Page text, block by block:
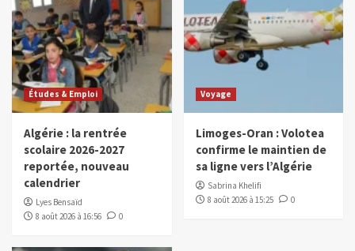
Études & Emploi
Algérie : la rentrée
scolaire 2026-2027
reportée, nouveau
calendrier
Lyes Bensaïd
8 août 2026 à 16:56
0
Voyage
Limoges-Oran : Volotea
confirme le maintien de
sa ligne vers l’Algérie
Sabrina Khelifi
8 août 2026 à 15:25
0